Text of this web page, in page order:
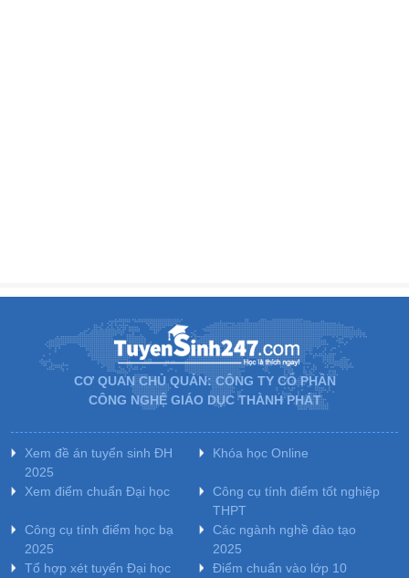
CƠ QUAN CHỦ QUẢN: CÔNG TY CỔ PHẦN
CÔNG NGHỆ GIÁO DỤC THÀNH PHÁT
Xem đề án tuyển sinh ĐH
2025
Khóa học Online
Xem điểm chuẩn Đại học
Công cụ tính điểm tốt nghiệp
THPT
Công cụ tính điểm học bạ
2025
Các ngành nghề đào tạo
2025
Tổ hợp xét tuyển Đại học
Điểm chuẩn vào lớp 10